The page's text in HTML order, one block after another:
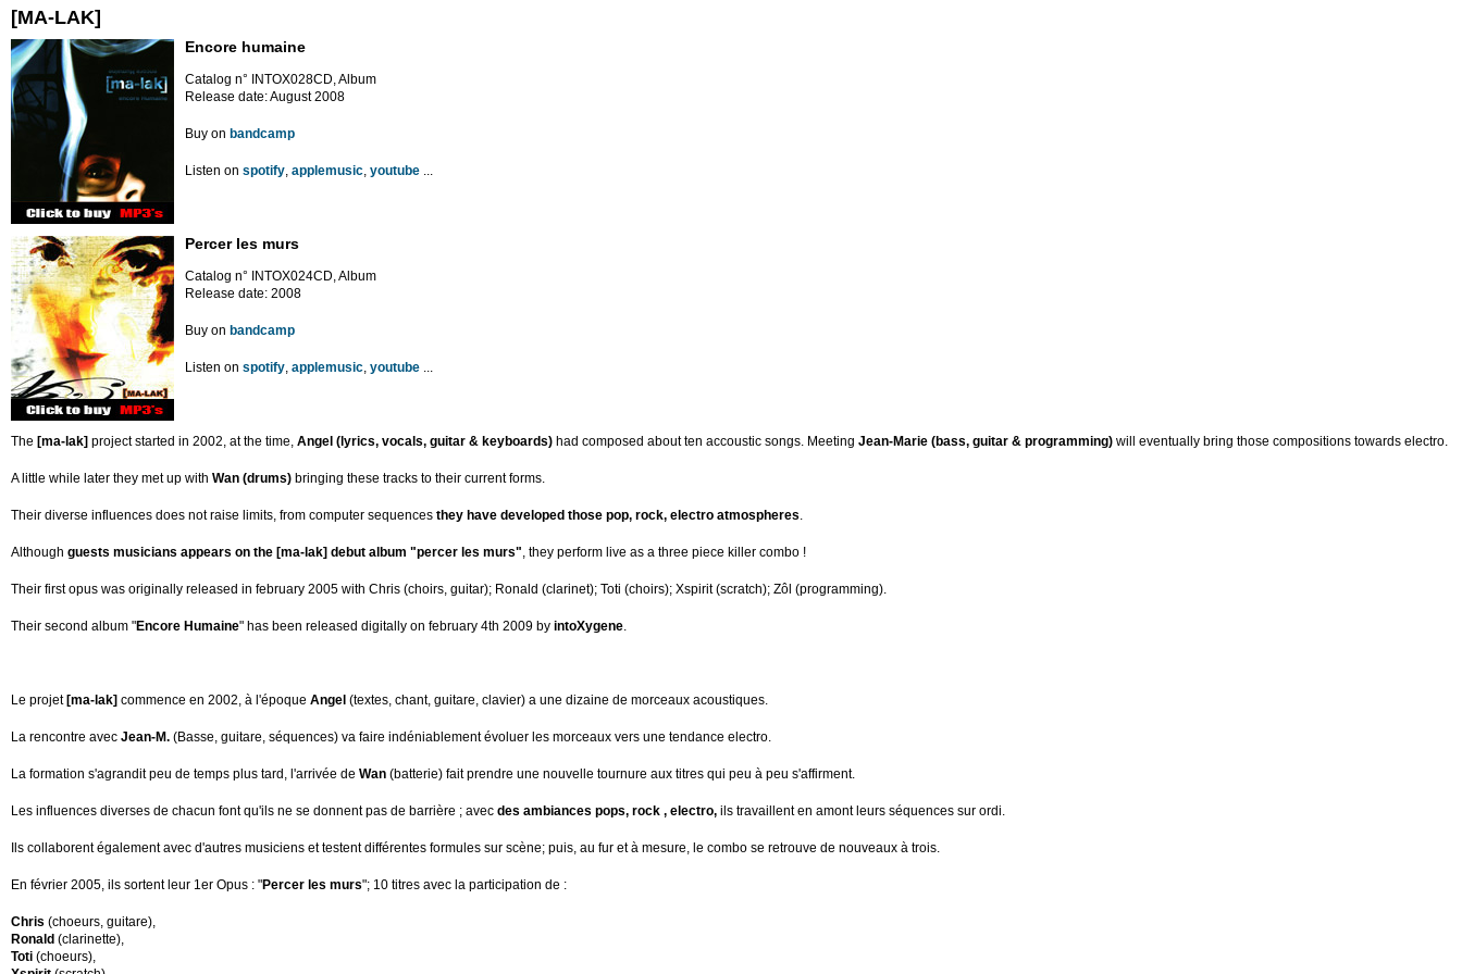
[MA-LAK]
Encore humaine
Catalog n° INTOX028CD, Album
Release date: August 2008
Buy on bandcamp
Listen on spotify, applemusic, youtube ...
Percer les murs
Catalog n° INTOX024CD, Album
Release date: 2008
Buy on bandcamp
Listen on spotify, applemusic, youtube ...
The [ma-lak] project started in 2002, at the time, Angel (lyrics, vocals, guitar & keyboards) had composed about ten accoustic songs. Meeting Jean-Marie (bass, guitar & programming) will eventually bring those compositions towards electro.
A little while later they met up with Wan (drums) bringing these tracks to their current forms.
Their diverse influences does not raise limits, from computer sequences they have developed those pop, rock, electro atmospheres.
Although guests musicians appears on the [ma-lak] debut album "percer les murs", they perform live as a three piece killer combo !
Their first opus was originally released in february 2005 with Chris (choirs, guitar); Ronald (clarinet); Toti (choirs); Xspirit (scratch); Zôl (programming).
Their second album "Encore Humaine" has been released digitally on february 4th 2009 by intoXygene.
Le projet [ma-lak] commence en 2002, à l'époque Angel (textes, chant, guitare, clavier) a une dizaine de morceaux acoustiques.
La rencontre avec Jean-M. (Basse, guitare, séquences) va faire indéniablement évoluer les morceaux vers une tendance electro.
La formation s'agrandit peu de temps plus tard, l'arrivée de Wan (batterie) fait prendre une nouvelle tournure aux titres qui peu à peu s'affirment.
Les influences diverses de chacun font qu'ils ne se donnent pas de barrière ; avec des ambiances pops, rock , electro, ils travaillent en amont leurs séquences sur ordi.
Ils collaborent également avec d'autres musiciens et testent différentes formules sur scène; puis, au fur et à mesure, le combo se retrouve de nouveaux à trois.
En février 2005, ils sortent leur 1er Opus : "Percer les murs"; 10 titres avec la participation de :
Chris (choeurs, guitare),
Ronald (clarinette),
Toti (choeurs),